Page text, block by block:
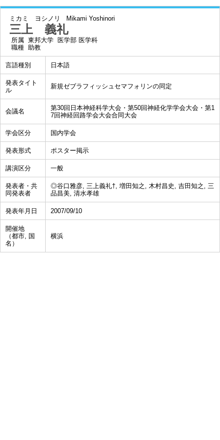
ミカミ ヨシノリ Mikami Yoshinori
三上 義礼
所属 東邦大学 医学部 医学科
職種 助教
言語種別 日本語
発表タイト
ル
新規ゼブラフィッシュセマフォリンの同定
会議名
第30回日本神経科学大会・第50回神経化学学会大会・第1
7回神経回路学会大会合同大会
学会区分 国内学会
発表形式 ポスター掲示
講演区分 一般
発表者・共
同発表者
◎谷口雅彦, 三上義礼†, 増田知之, 木村昌史, 吉田知之, 三
品昌美, 清水孝雄
発表年月日 2007/09/10
開催地
（都市, 国
名）
横浜